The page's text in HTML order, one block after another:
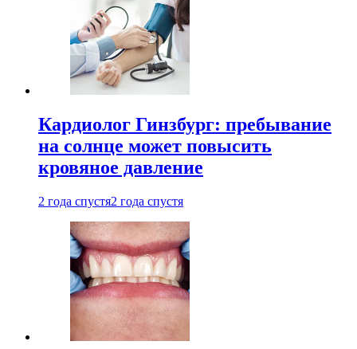
Кардиолог Гинзбург: пребывание
на солнце может повысить
кровяное давление
2 года спустя2 года спустя